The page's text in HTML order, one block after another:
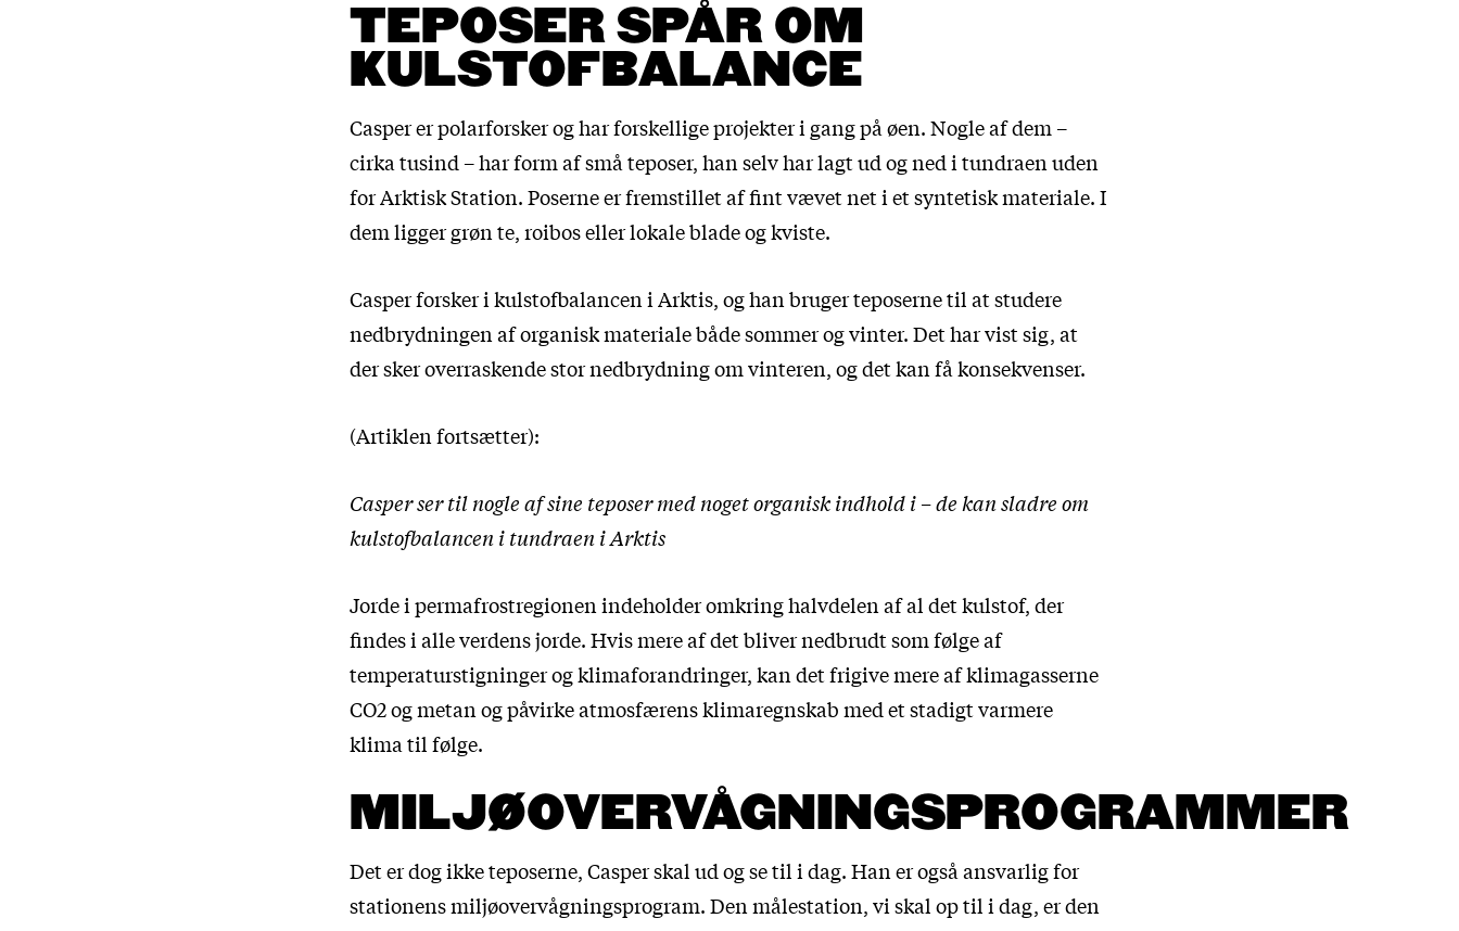
TEPOSER SPÅR OM
KULSTOFBALANCE
Casper er polarforsker og har forskellige projekter i gang på øen. Nogle af dem –
cirka tusind – har form af små teposer, han selv har lagt ud og ned i tundraen uden
for Arktisk Station. Poserne er fremstillet af fint vævet net i et syntetisk materiale. I
dem ligger grøn te, roibos eller lokale blade og kviste.
Casper forsker i kulstofbalancen i Arktis, og han bruger teposerne til at studere
nedbrydningen af organisk materiale både sommer og vinter. Det har vist sig, at
der sker overraskende stor nedbrydning om vinteren, og det kan få konsekvenser.
(Artiklen fortsætter):
Casper ser til nogle af sine teposer med noget organisk indhold i – de kan sladre om
kulstofbalancen i tundraen i Arktis
Jorde i permafrostregionen indeholder omkring halvdelen af al det kulstof, der
findes i alle verdens jorde. Hvis mere af det bliver nedbrudt som følge af
temperaturstigninger og klimaforandringer, kan det frigive mere af klimagasserne
CO2 og metan og påvirke atmosfærens klimaregnskab med et stadigt varmere
klima til følge.
MILJØOVERVÅGNINGSPROGRAMMER
Det er dog ikke teposerne, Casper skal ud og se til i dag. Han er også ansvarlig for
stationens miljøovervågningsprogram. Den målestation, vi skal op til i dag, er den